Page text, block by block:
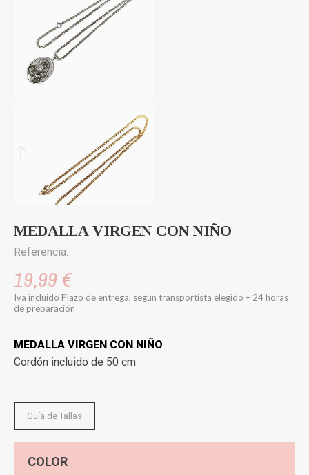
MEDALLA VIRGEN CON NIÑO
Referencia:
19,99 €
Iva incluido Plazo de entrega, según transportista elegido + 24 horas
de preparación
MEDALLA VIRGEN CON NIÑO
Cordón incluido de 50 cm
Guía de Tallas
COLOR